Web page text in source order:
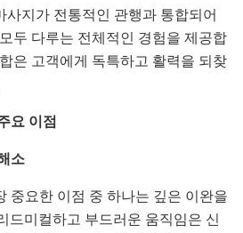
사지가 전통적인 관행과 통합되어
두 다루는 전체적인 경험을 제공합
은 고객에게 독특하고 활력을 되찾
요 이점
소
중요한 이점 중 하나는 깊은 이완을
드미컬하고 부드러운 움직임은 신